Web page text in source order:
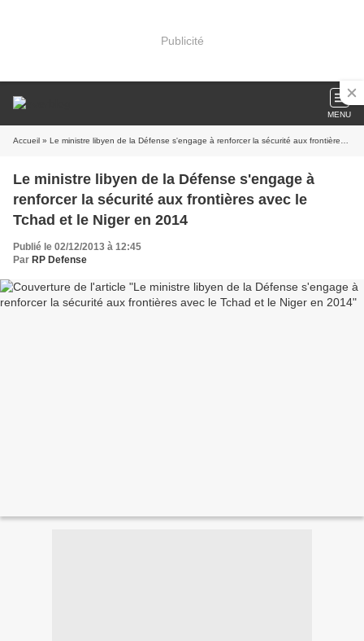
Publicité
MENU
Accueil » Le ministre libyen de la Défense s'engage à renforcer la sécurité aux frontières avec le Tchad et le Niger en 2014
Le ministre libyen de la Défense s'engage à
renforcer la sécurité aux frontières avec le
Tchad et le Niger en 2014
Publié le 02/12/2013 à 12:45
Par RP Defense